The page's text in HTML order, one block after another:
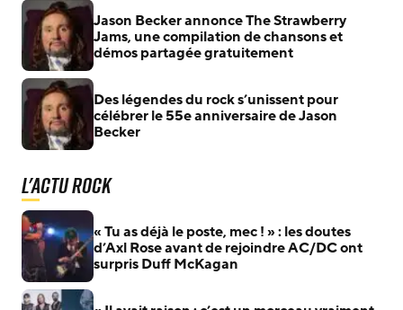
Jason Becker annonce The Strawberry
Jams, une compilation de chansons et
démos partagée gratuitement
Des légendes du rock s’unissent pour
célébrer le 55e anniversaire de Jason
Becker
L'actu Rock
« Tu as déjà le poste, mec ! » : les doutes
d’Axl Rose avant de rejoindre AC/DC ont
surpris Duff McKagan